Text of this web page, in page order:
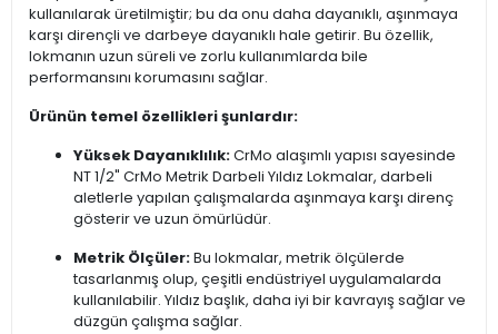
kullanılarak üretilmiştir; bu da onu daha dayanıklı, aşınmaya
karşı dirençli ve darbeye dayanıklı hale getirir. Bu özellik,
lokmanın uzun süreli ve zorlu kullanımlarda bile
performansını korumasını sağlar.
Ürünün temel özellikleri şunlardır:
Yüksek Dayanıklılık:CrMo alaşımlı yapısı sayesinde
NT 1/2" CrMo Metrik Darbeli Yıldız Lokmalar, darbeli
aletlerle yapılan çalışmalarda aşınmaya karşı direnç
gösterir ve uzun ömürlüdür.
Metrik Ölçüler:Bu lokmalar, metrik ölçülerde
tasarlanmış olup, çeşitli endüstriyel uygulamalarda
kullanılabilir. Yıldız başlık, daha iyi bir kavrayış sağlar ve
düzgün çalışma sağlar.